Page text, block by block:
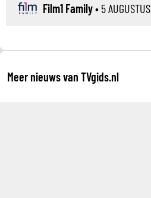
Film1 Family• 5 AUGUSTUS
Meer nieuws van TVgids.nl